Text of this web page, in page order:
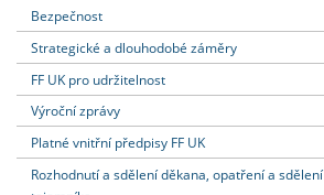
Dozvědět se více
Podat přihlášku
Dozvědět se více
Dozvědět se více
Dozvědět se více
Bezpečnost
Strategické a dlouhodobé záměry
FF UK pro udržitelnost
Výroční zprávy
Platné vnitřní předpisy FF UK
Rozhodnutí a sdělení děkana, opatření a sdělení